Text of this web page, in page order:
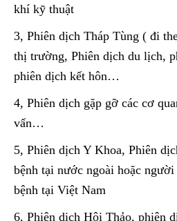
khí kỹ thuật
3, Phiên dịch Tháp Tùng ( đi
thị trường, Phiên dịch du lịch,
phiên dịch kết hôn…
4, Phiên dịch gặp gỡ các cơ
vấn…
5, Phiên dịch Y Khoa, Phiên
bệnh tại nước ngoài hoặc
bệnh tại Việt Nam
6, Phiên dịch Hội Thảo, phiên